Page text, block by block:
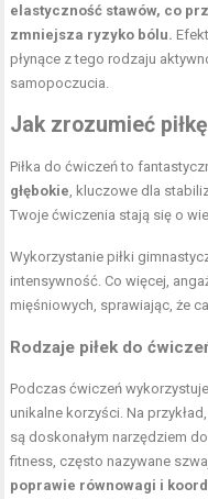
elastyczność stawów, co
zmniejsza ryzyko bólu.
płynące z tego rodzaju
samopoczucia.
Jak zrozumieć
Piłka do ćwiczeń to
głębokie , kluczowe dla
Twoje ćwiczenia stają się o
Wykorzystanie piłki
intensywność. Co więcej,
mięśniowych, sprawiając, że
Rodzaje piłek do
Podczas ćwiczeń
unikalne korzyści. Na
są doskonałym narzędziem do
fitness, często nazywane
poprawie równowagi i